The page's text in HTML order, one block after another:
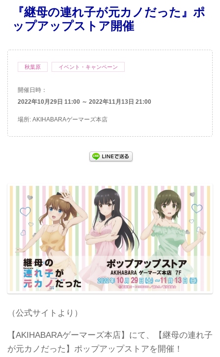
『継母の連れ子が元カノだった』ポ
ップアップストア開催
秋葉原 イベント・キャンペーン
開催日時：
2022年10月29日 11:00 ～ 2022年11月13日 21:00
場所: AKIHABARAゲーマーズ本店
（公式サイトより）
【AKIHABARAゲーマーズ本店】にて、【継母の連れ子
が元カノだった】ポップアップストアを開催！